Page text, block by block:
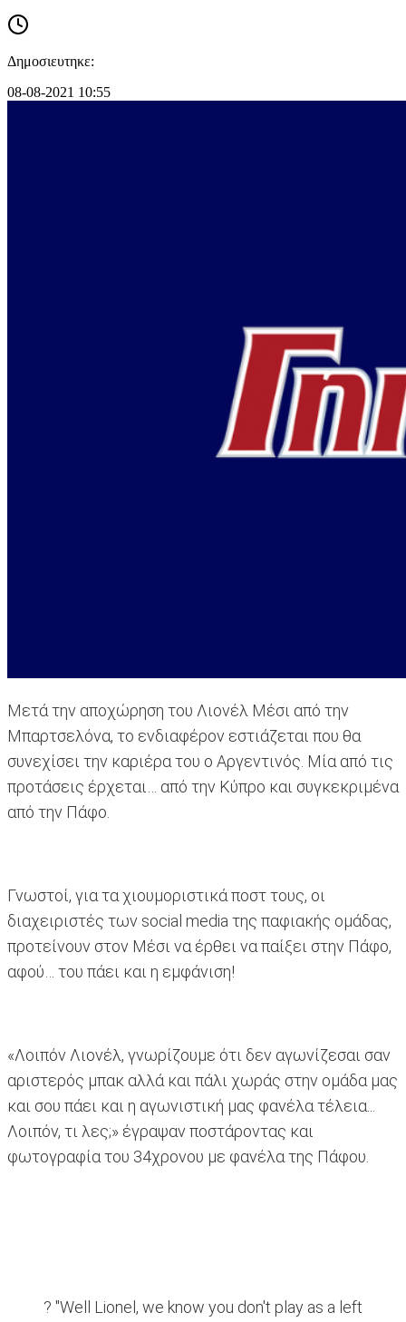
Δημοσιευτηκε:
08-08-2021 10:55
Μετά την αποχώρηση του Λιονέλ Μέσι από την
Μπαρτσελόνα, το ενδιαφέρον εστιάζεται που θα
συνεχίσει την καριέρα του ο Αργεντινός. Μία από τις
προτάσεις έρχεται… από την Κύπρο και συγκεκριμένα
από την Πάφο.
Γνωστοί, για τα χιουμοριστικά ποστ τους, οι
διαχειριστές των social media της παφιακής ομάδας,
προτείνουν στον Μέσι να έρθει να παίξει στην Πάφο,
αφού… του πάει και η εμφάνιση!
«Λοιπόν Λιονέλ, γνωρίζουμε ότι δεν αγωνίζεσαι σαν
αριστερός μπακ αλλά και πάλι χωράς στην ομάδα μας
και σου πάει και η αγωνιστική μας φανέλα τέλεια...
Λοιπόν, τι λες;» έγραψαν ποστάροντας και
φωτογραφία του 34χρονου με φανέλα της Πάφου.
? "Well Lionel, we know you don't play as a left